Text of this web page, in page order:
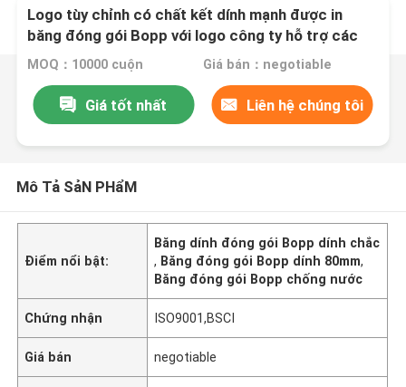
Logo tùy chỉnh có chất kết dính mạnh được in
băng đóng gói Bopp với logo công ty hỗ trợ các
kích cỡ khác nhau
MOQ：10000 cuộn Giá bán：negotiable
Giá tốt nhất Liên hệ chúng tôi
Mô Tả SảN PHẩM
Điểm nổi bật:
Băng dính đóng gói Bopp dính chắc
, Băng đóng gói Bopp dính 80mm,
Băng đóng gói Bopp chống nước
Chứng nhận ISO9001,BSCI
Giá bán negotiable